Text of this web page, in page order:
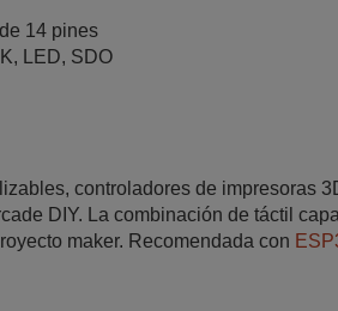
14 pines
LED, SDO
controladores de impresoras
DIY. La combinación de táctil
maker. Recomendada con